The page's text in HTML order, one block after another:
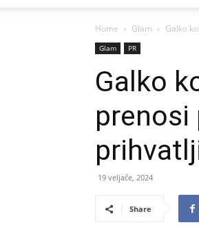
Home Glam Galko
Glam PR
Galko
prenosi
19 veljače, 2024
Share